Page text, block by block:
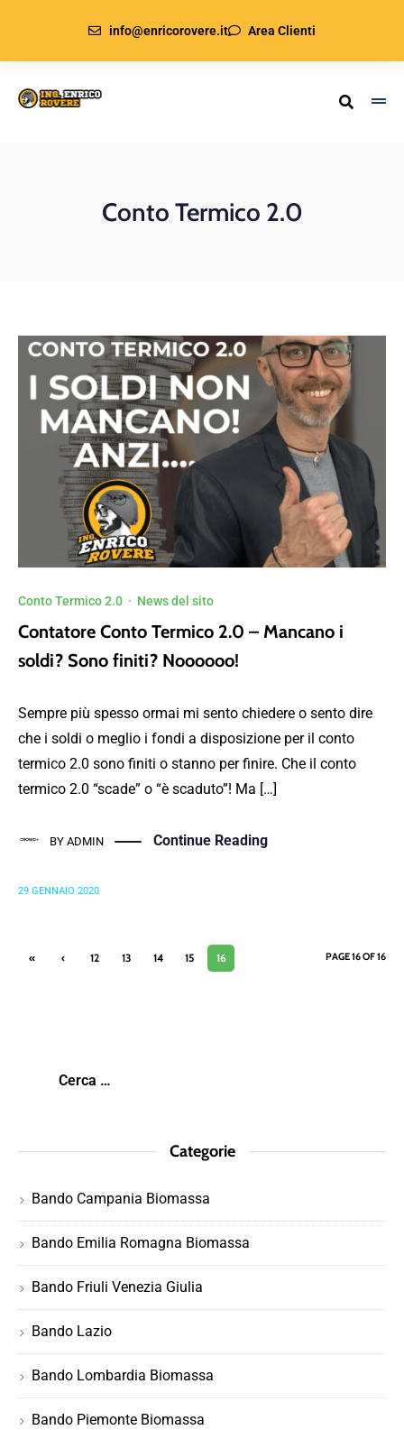
info@enricorovere.it Area Clienti
Conto Termico 2.0
Conto Termico 2.0 · News del sito
Contatore Conto Termico 2.0 – Mancano i
soldi? Sono finiti? Noooooo!
Sempre più spesso ormai mi sento chiedere o sento dire
che i soldi o meglio i fondi a disposizione per il conto
termico 2.0 sono finiti o stanno per finire. Che il conto
termico 2.0 “scade” o “è scaduto”! Ma […]
BY ADMIN Continue Reading
29 GENNAIO 2020
«
‹
12 13 14 15 16 PAGE 16 OF 16
Categorie
Bando Campania Biomassa
Bando Emilia Romagna Biomassa
Bando Friuli Venezia Giulia
Bando Lazio
Bando Lombardia Biomassa
Bando Piemonte Biomassa